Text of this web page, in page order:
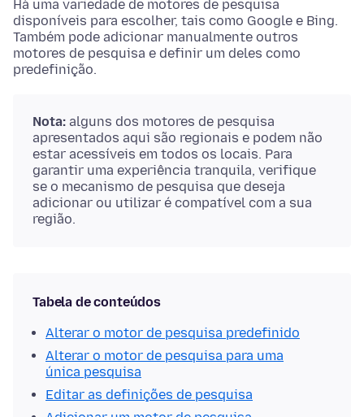
Há uma variedade de motores de pesquisa
disponíveis para escolher, tais como Google e Bing.
Também pode adicionar manualmente outros
motores de pesquisa e definir um deles como
predefinição.
Nota: alguns dos motores de pesquisa
apresentados aqui são regionais e podem não
estar acessíveis em todos os locais. Para
garantir uma experiência tranquila, verifique
se o mecanismo de pesquisa que deseja
adicionar ou utilizar é compatível com a sua
região.
Tabela de conteúdos
Alterar o motor de pesquisa predefinido
Alterar o motor de pesquisa para uma
única pesquisa
Editar as definições de pesquisa